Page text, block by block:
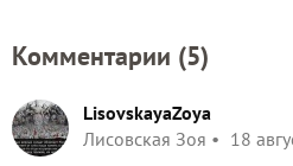
Комментарии (5)
LisovskayaZoya
Лисовская Зоя
18